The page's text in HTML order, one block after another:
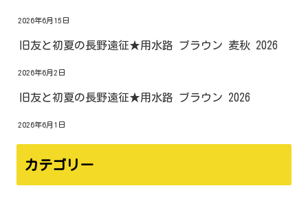
2026年6月15日
旧友と初夏の長野遠征★用水路 ブラウン 麦秋 2026
2026年6月2日
旧友と初夏の長野遠征★用水路 ブラウン 2026
2026年6月1日
カテゴリー